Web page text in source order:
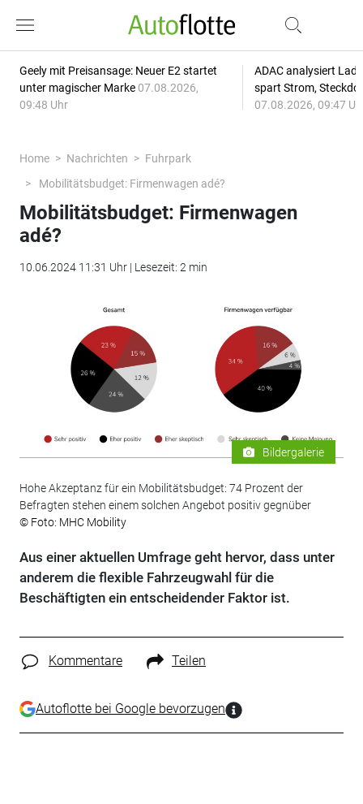
Geely mit Preisansage: Neuer E2 startet
unter magischer Marke 07.08.2026,
09:48 Uhr
ADAC analysiert
spart Strom,
07.08.2026, 09:47
Home Nachrichten
Fuhrpark
Mobilitätsbudget: Firmenwagen adé?
Mobilitätsbudget: Firmenwagen
adé?
10.06.2024 11:31 Uhr | Lesezeit: 2 min
Bildergalerie
Hohe Akzeptanz für ein Mobilitätsbudget: 74 Prozent der
Befragten stehen einem solchen Angebot positiv gegnüber
© Foto: MHC Mobility
Aus einer aktuellen Umfrage geht hervor, dass unter
anderem die flexible Fahrzeugwahl für die
Beschäftigten ein entscheidender Faktor ist.
Kommentare Teilen
Autoflotte bei Google bevorzugen